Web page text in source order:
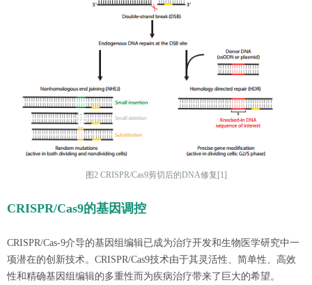
图2 CRISPR/Cas9剪切后的DNA修复[1]
CRISPR/Cas9的基因调控
CRISPR/Cas-9介导的基因组编辑已成为治疗开发和生物医学研究中一
项潜在的创新技术。CRISPR/Cas9技术由于其灵活性、简单性、高效
性和精确基因组编辑的多重性而为疾病治疗带来了巨大的希望。